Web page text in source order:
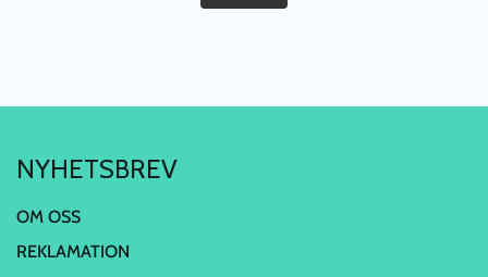
NYHETSBREV
OM OSS
REKLAMATION